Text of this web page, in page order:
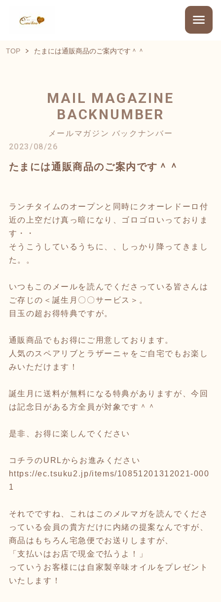
TOP たまには通販商品のご案内です＾＾
MAIL MAGAZINE
BACKNUMBER
メールマガジン バックナンバー
2023/08/26
たまには通販商品のご案内です＾＾
ランチタイムのオープンと同時にクオーレドーロ付
近の上空だけ真っ暗になり、ゴロゴロいっておりま
す・・
そうこうしているうちに、、しっかり降ってきまし
た。。
いつもこのメールを読んでくださっている皆さんは
ご存じの＜誕生月〇〇サービス＞。
目玉の超お得特典ですが。
通販商品でもお得にご用意しております。
人気のスペアリブとラザーニャをご自宅でもお楽し
みいただけます！
誕生月に送料が無料になる特典がありますが、今回
は記念日がある方全員が対象です＾＾
是非、お得に楽しんでください
コチラのURLからお進みください
https://ec.tsuku2.jp/items/10851201312021-000
1
それでですね、これはこのメルマガを読んでくださ
っている会員の貴方だけに内緒の提案なんですが、
商品はもちろん宅急便でお送りしますが、
「支払いはお店で現金で払うよ！」
っていうお客様には自家製辛味オイルをプレゼント
いたします！